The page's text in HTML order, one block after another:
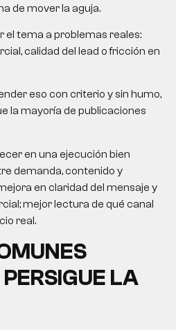
de mover la aguja.
el tema a problemas reales:
calidad del lead o fricción en
eso con criterio y sin humo,
la mayoría de publicaciones
en una ejecución bien
demanda, contenido y
en claridad del mensaje y
mejor lectura de qué canal
real.
LA